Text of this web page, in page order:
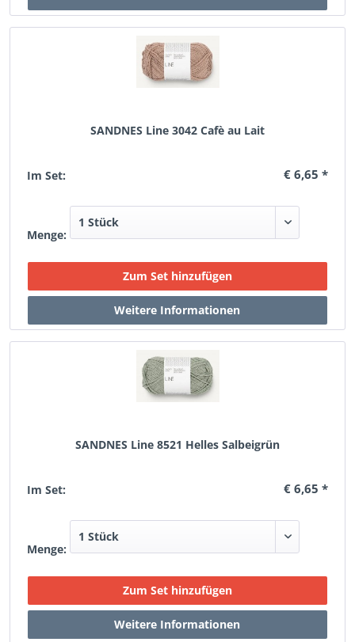
SANDNES Line 3042 Cafè au Lait
Im Set: € 6,65 *
Menge:
SANDNES Line 8521 Helles Salbeigrün
Im Set: € 6,65 *
Menge: